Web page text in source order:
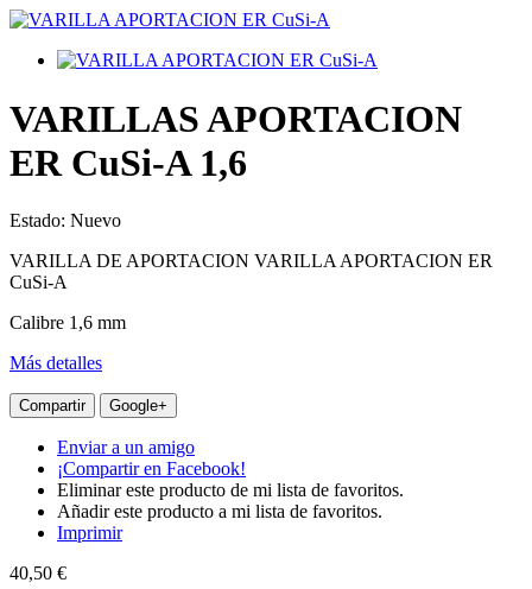
VARILLAS APORTACION
ER CuSi-A 1,6
Estado: Nuevo
VARILLA DE APORTACION VARILLA APORTACION ER
CuSi-A
Calibre 1,6 mm
Más detalles
Compartir Google+
Enviar a un amigo
¡Compartir en Facebook!
Eliminar este producto de mi lista de favoritos.
Añadir este producto a mi lista de favoritos.
Imprimir
40,50 €